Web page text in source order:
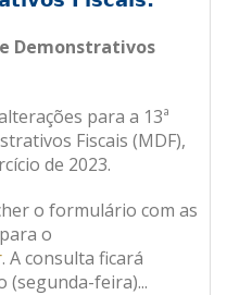
Demonstrativos
para a 13ª
Fiscais (MDF),
de 2023.
o formulário com as
o
. A consulta ficará
(segunda-feira)...